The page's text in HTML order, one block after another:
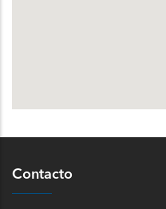
Contacto